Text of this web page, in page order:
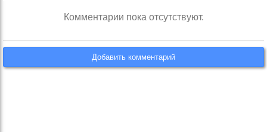
Комментарии пока отсутствуют.
Добавить комментарий